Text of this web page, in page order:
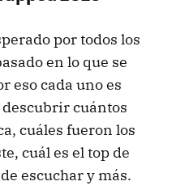
por todos los
en lo que se
eso cada uno es
cuántos
cuáles fueron los
cuál es el top de
escuchar y más.